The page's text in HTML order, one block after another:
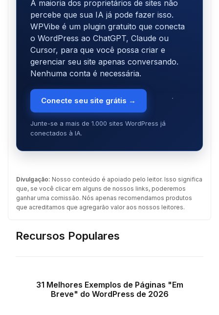
A maioria dos proprietários de sites não
percebe que sua IA já pode fazer isso.
WPVibe é um plugin gratuito que conecta
o WordPress ao ChatGPT, Claude ou
Cursor, para que você possa criar e
gerenciar seu site apenas conversando.
Nenhuma conta é necessária.
Conecte seu site grátis →
Junte-se a mais de 1.000 sites WordPress já
conectados à IA.
Divulgação: Nosso conteúdo é apoiado pelo leitor. Isso significa
que, se você clicar em alguns de nossos links, poderemos
ganhar uma comissão. Nós apenas recomendamos produtos
que acreditamos que agregarão valor aos nossos leitores.
Recursos Populares
31 Melhores Exemplos de Páginas "Em
Breve" do WordPress de 2026